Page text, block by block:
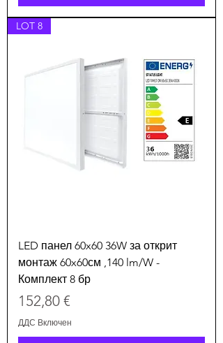
LOT 8
LED панел 60x60 36W за открит
монтаж 60x60см ,140 lm/W -
Комплект 8 бр
Цена
152,80 €
ДДС Включен